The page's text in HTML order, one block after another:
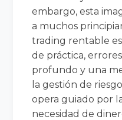
embargo, esta
a muchos
trading rentable
de práctica,
profundo y una
la gestión de
opera guiado por
necesidad de